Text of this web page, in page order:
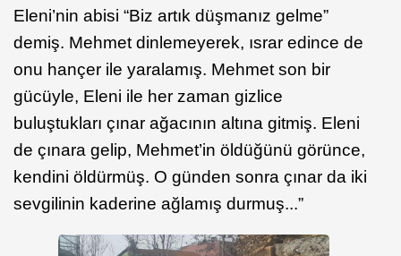
Eleni’nin abisi “Biz artık düşmanız gelme”
demiş. Mehmet dinlemeyerek, ısrar edince de
onu hançer ile yaralamış. Mehmet son bir
gücüyle, Eleni ile her zaman gizlice
buluştukları çınar ağacının altına gitmiş. Eleni
de çınara gelip, Mehmet’in öldüğünü görünce,
kendini öldürmüş. O günden sonra çınar da iki
sevgilinin kaderine ağlamış durmuş...”